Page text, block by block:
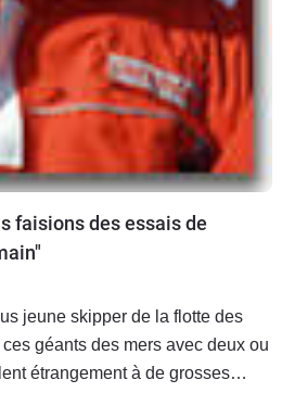
des essais de
jeune skipper de la flotte des
géants des mers avec deux ou
étrangement à de grosses